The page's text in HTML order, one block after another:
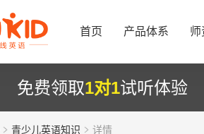
首页 产品体系 师
免费领取1对1试听体验
青少儿英语知识 详情